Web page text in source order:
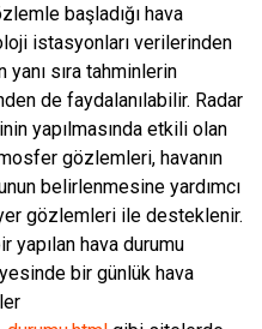
başladığı hava
istasyonları verilerinden
yanı sıra tahminlerin
de faydalanılabilir. Radar
yapılmasında etkili olan
gözlemleri, havanın
belirlenmesine yardımcı
yer gözlemleri ile desteklenir.
yapılan hava durumu
bir günlük hava